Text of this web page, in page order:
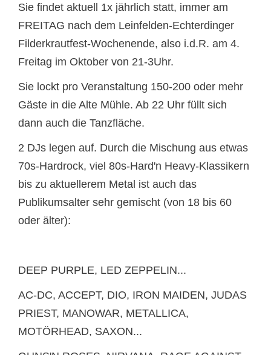
Sie findet aktuell 1x jährlich statt, immer am
FREITAG nach dem Leinfelden-Echterdinger
Filderkrautfest-Wochenende, also i.d.R. am 4.
Freitag im Oktober von 21-3Uhr.
Sie lockt pro Veranstaltung 150-200 oder mehr
Gäste in die Alte Mühle. Ab 22 Uhr füllt sich
dann auch die Tanzfläche.
2 DJs legen auf. Durch die Mischung aus etwas
70s-Hardrock, viel 80s-Hard'n Heavy-Klassikern
bis zu aktuellerem Metal ist auch das
Publikumsalter sehr gemischt (von 18 bis 60
oder älter):
DEEP PURPLE, LED ZEPPELIN...
AC-DC, ACCEPT, DIO, IRON MAIDEN, JUDAS
PRIEST, MANOWAR, METALLICA,
MOTÖRHEAD, SAXON...